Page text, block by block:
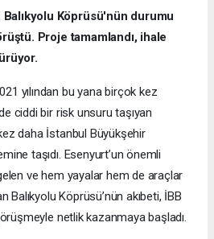
Köprüsü'nün durumu
Proje tamamlandı, ihale
yılından bu yana birçok kez
ciddi bir risk unsuru taşıyan
daha İstanbul Büyükşehir
taşıdı. Esenyurt’un önemli
ve hem yayalar hem de araçlar
Köprüsü’nün akıbeti, İBB
netlik kazanmaya başladı.